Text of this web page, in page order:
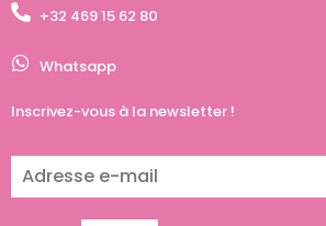
+32 469 15 62 80
Whatsapp
Inscrivez-vous à la newsletter !